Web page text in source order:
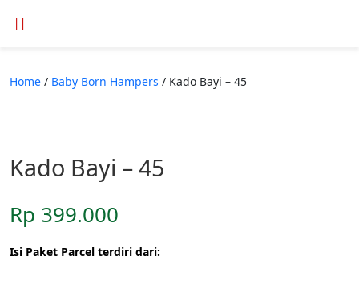
Home / Baby Born Hampers / Kado Bayi – 45
Kado Bayi – 45
Rp 399.000
Isi Paket Parcel terdiri dari: